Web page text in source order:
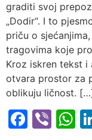
graditi svoj
„Dodir“. I to
priču o
tragovima koje
Kroz iskren tekst
otvara prostor za
oblikuju ličnost.